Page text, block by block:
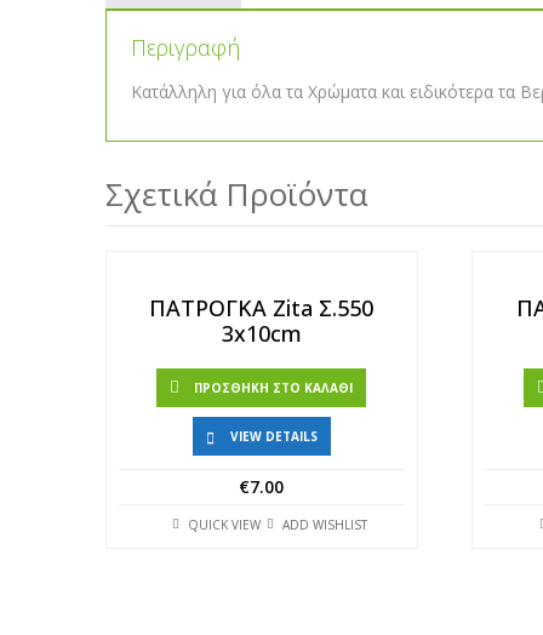
Περιγραφή
Κατάλληλη για όλα τα Χρώματα και ειδικότερα τα
Σχετικά Προϊόντα
ΠΑΤΡΟΓΚΑ Zita Σ.550
3x10cm
ΠΡΟΣΘΉΚΗ ΣΤΟ ΚΑΛΆΘΙ
VIEW DETAILS
€7.00
QUICK VIEW ADD WISHLIST